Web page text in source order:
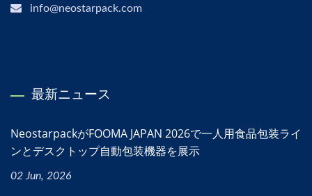
info@neostarpack.com
最新ニュース
NeostarpackがFOOMA JAPAN 2026で一人用食品包装ライ
ンとデスクトップ自動包装機器を展示
02 Jun, 2026